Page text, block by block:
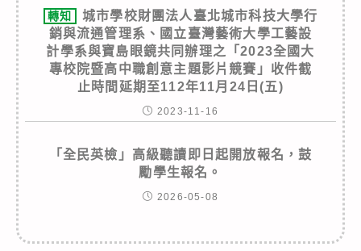
轉知
城市學校財團法人臺北城市科技大學行
銷與流通管理系、國立臺灣藝術大學工藝設
計學系與寶島眼鏡共同辦理之「2023全國大
專校院暨高中職創意主題影片競賽」收件截
止時間延期至112年11月24日(五)
2023-11-16
「全民英檢」高級聽讀即日起開放報名，鼓
勵學生報名。
2026-05-08